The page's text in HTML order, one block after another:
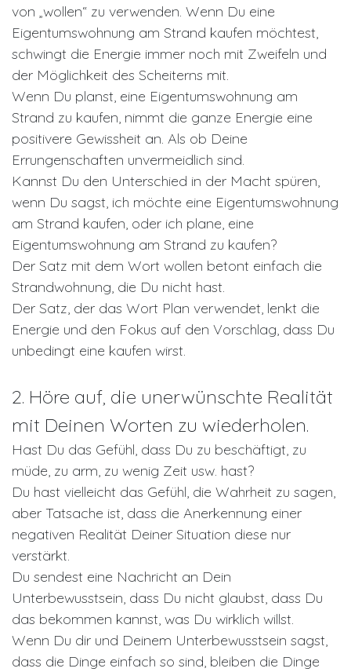
von „wollen“ zu verwenden. Wenn Du eine
Eigentumswohnung am Strand kaufen möchtest,
schwingt die Energie immer noch mit Zweifeln und
der Möglichkeit des Scheiterns mit.
Wenn Du planst, eine Eigentumswohnung am
Strand zu kaufen, nimmt die ganze Energie eine
positivere Gewissheit an. Als ob Deine
Errungenschaften unvermeidlich sind.
Kannst Du den Unterschied in der Macht spüren,
wenn Du sagst, ich möchte eine Eigentumswohnung
am Strand kaufen, oder ich plane, eine
Eigentumswohnung am Strand zu kaufen?
Der Satz mit dem Wort wollen betont einfach die
Strandwohnung, die Du nicht hast.
Der Satz, der das Wort Plan verwendet, lenkt die
Energie und den Fokus auf den Vorschlag, dass Du
unbedingt eine kaufen wirst.
2. Höre auf, die unerwünschte Realität
mit Deinen Worten zu wiederholen.
Hast Du das Gefühl, dass Du zu beschäftigt, zu
müde, zu arm, zu wenig Zeit usw. hast?
Du hast vielleicht das Gefühl, die Wahrheit zu sagen,
aber Tatsache ist, dass die Anerkennung einer
negativen Realität Deiner Situation diese nur
verstärkt.
Du sendest eine Nachricht an Dein
Unterbewusstsein, dass Du nicht glaubst, dass Du
das bekommen kannst, was Du wirklich willst.
Wenn Du dir und Deinem Unterbewusstsein sagst,
dass die Dinge einfach so sind, bleiben die Dinge